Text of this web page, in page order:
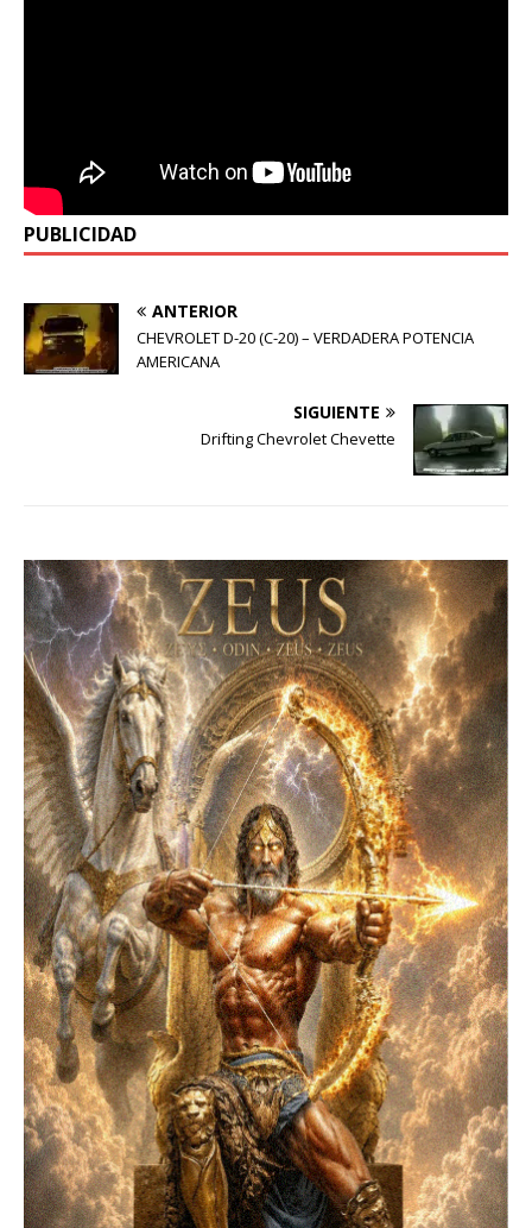
PUBLICIDAD
ANTERIOR
CHEVROLET D-20 (C-20) – VERDADERA POTENCIA
AMERICANA
SIGUIENTE
Drifting Chevrolet Chevette